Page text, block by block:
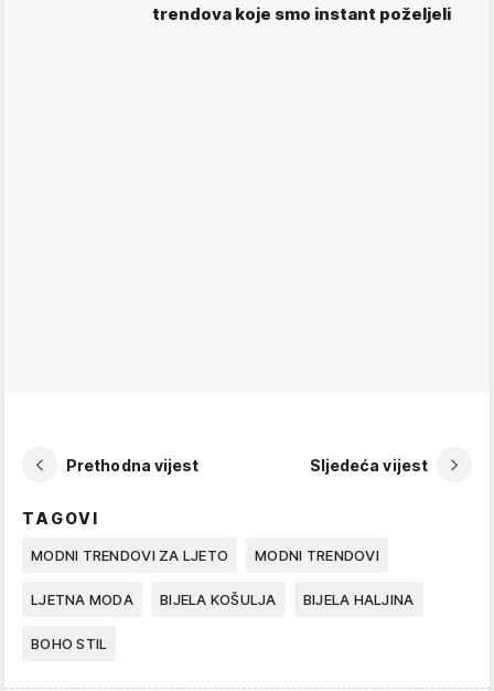
trendova koje smo instant poželjeli
Prethodna vijest Sljedeća vijest
TAGOVI
MODNI TRENDOVI ZA LJETO MODNI TRENDOVI
LJETNA MODA BIJELA KOŠULJA BIJELA HALJINA
BOHO STIL